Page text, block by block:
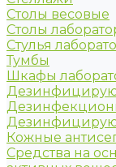
Столы весовые
Столы
Стулья
Тумбы
Шкафы
Кожные
Средства на